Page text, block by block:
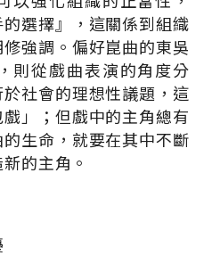
的選擇』，這關係到組織
強調。偏好崑曲的東吳
則從戲曲表演的角度分
社會的理想性議題，這
」；但戲中的主角總有
生命，就要在其中不斷
的主角。